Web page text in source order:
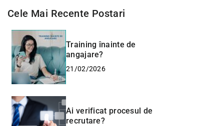
Cele Mai Recente Postari
Training înainte de
angajare?
21/02/2026
Ai verificat procesul de
recrutare?